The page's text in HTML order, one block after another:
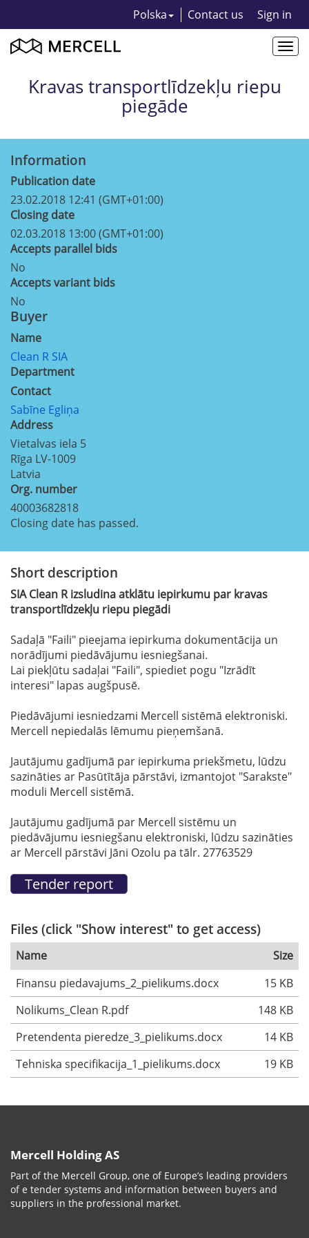
Polska Contact us Sign in
Kravas transportlīdzekļu riepu
piegāde
Information
Publication date
23.02.2018 12:41 (GMT+01:00)
Closing date
02.03.2018 13:00 (GMT+01:00)
Accepts parallel bids
No
Accepts variant bids
No
Buyer
Name
Clean R SIA
Department
Contact
Sabīne Egliņa
Address
Vietalvas iela 5
Rīga LV-1009
Latvia
Org. number
40003682818
Closing date has passed.
Short description
SIA Clean R izsludina atklātu iepirkumu par kravas
transportlīdzekļu riepu piegādi
Sadaļā "Faili" pieejama iepirkuma dokumentācija un
norādījumi piedāvājumu iesniegšanai.
Lai piekļūtu sadaļai "Faili", spiediet pogu "Izrādīt
interesi" lapas augšpusē.
Piedāvājumi iesniedzami Mercell sistēmā elektroniski.
Mercell nepiedalās lēmumu pieņemšanā.
Jautājumu gadījumā par iepirkuma priekšmetu, lūdzu
sazināties ar Pasūtītāja pārstāvi, izmantojot "Sarakste"
moduli Mercell sistēmā.
Jautājumu gadījumā par Mercell sistēmu un
piedāvājumu iesniegšanu elektroniski, lūdzu sazināties
ar Mercell pārstāvi Jāni Ozolu pa tālr. 27763529
Files (click "Show interest" to get access)
Name
Size
Finansu piedavajums_2_pielikums.docx
15 KB
Nolikums_Clean R.pdf
148 KB
Pretendenta pieredze_3_pielikums.docx
14 KB
Tehniska specifikacija_1_pielikums.docx
19 KB
Mercell Holding AS
Part of the Mercell Group, one of Europe’s leading providers
of e tender systems and information between buyers and
suppliers in the professional market.